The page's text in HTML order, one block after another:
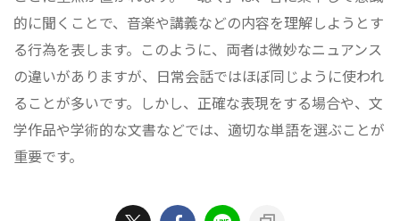
的に聞くことで、音楽や講義などの内容を理解しようとす
る行為を表します。このように、両者は微妙なニュアンス
の違いがありますが、日常会話ではほぼ同じように使われ
ることが多いです。しかし、正確な表現をする場合や、文
学作品や学術的な文書などでは、適切な単語を選ぶことが
重要です。